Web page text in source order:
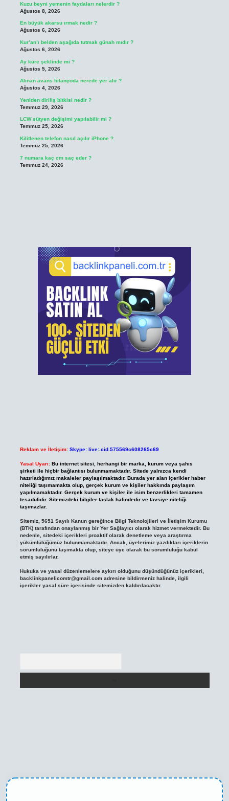
Kuzu beyni yemenin faydaları nelerdir ?
Ağustos 8, 2026
En büyük akarsu ırmak nedir ?
Ağustos 6, 2026
Kur’an’ı belden aşağıda tutmak günah mıdır ?
Ağustos 6, 2026
Ay küre şeklinde mi ?
Ağustos 5, 2026
Alınan avans bilançoda nerede yer alır ?
Ağustos 4, 2026
Yeniden diriliş bitkisi nedir ?
Temmuz 29, 2026
LCW sütyen değişimi yapılabilir mi ?
Temmuz 25, 2026
Kilitlenen telefon nasıl açılır iPhone ?
Temmuz 25, 2026
7 numara kaç cm saç eder ?
Temmuz 24, 2026
Reklam ve İletişim: Skype: live:.cid.575569c608265c69
Yasal Uyarı: Bu internet sitesi, herhangi bir marka, kurum veya şahıs
şirketi ile hiçbir bağlantısı bulunmamaktadır. Sitede yalnızca kendi
hazırladığımız makaleler paylaşılmaktadır. Burada yer alan içerikler haber
niteliği taşımamakta olup, gerçek kurum ve kişiler hakkında paylaşım
yapılmamaktadır. Gerçek kurum ve kişiler ile isim benzerlikleri tamamen
tesadüfidir. Sitemizdeki bilgiler taslak halindedir ve tavsiye niteliği
taşımazlar.
Sitemiz, 5651 Sayılı Kanun gereğince Bilgi Teknolojileri ve İletişim Kurumu
(BTK) tarafından onaylanmış bir Yer Sağlayıcı olarak hizmet vermektedir. Bu
nedenle, sitedeki içerikleri proaktif olarak denetleme veya araştırma
yükümlülüğümüz bulunmamaktadır. Ancak, üyelerimiz yazdıkları içeriklerin
sorumluluğunu taşımakta olup, siteye üye olarak bu sorumluluğu kabul
etmiş sayılırlar.
Hukuka ve yasal düzenlemelere aykırı olduğunu düşündüğünüz içerikleri,
backlinkpanelicomtr@gmail.comadresine bildirmeniz halinde, ilgili
içerikler yasal süre içerisinde sitemizden kaldırılacaktır.